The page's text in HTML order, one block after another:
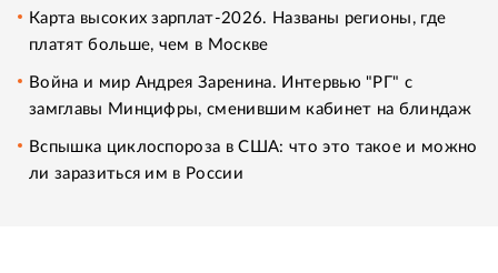
Карта высоких зарплат-2026. Названы регионы, где
платят больше, чем в Москве
Война и мир Андрея Заренина. Интервью "РГ" с
замглавы Минцифры, сменившим кабинет на блиндаж
Вспышка циклоспороза в США: что это такое и можно
ли заразиться им в России